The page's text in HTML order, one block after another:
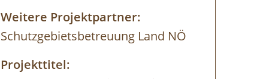
Weitere Projektpartner:
Schutzgebietsbetreuung Land NÖ
Projekttitel: